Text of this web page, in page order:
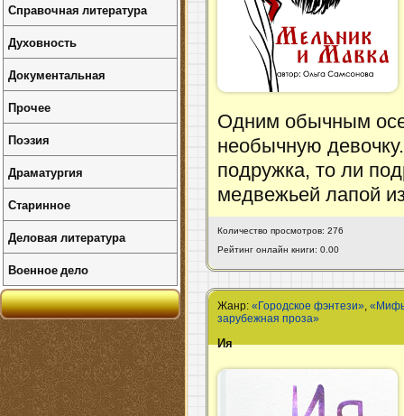
Одним обычным
необычную
подружка, то ли
медвежьей лапой
Количество просмотров: 276
Рейтинг онлайн книги: 0.00
Жанр:«Городское фэнтези»,
зарубежная проза»
Ия
Справочная литература
Духовность
Документальная
Прочее
Поэзия
Драматургия
Старинное
Деловая литература
Военное дело